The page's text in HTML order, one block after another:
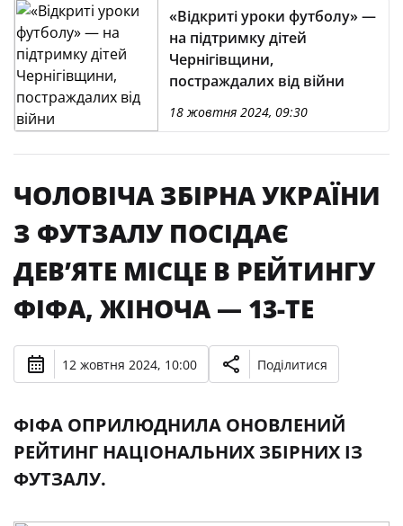
«Відкриті уроки футболу» —
на підтримку дітей
Чернігівщини,
постраждалих від війни
18 жовтня 2024, 09:30
ЧОЛОВІЧА ЗБІРНА УКРАЇНИ
З ФУТЗАЛУ ПОСІДАЄ
ДЕВ’ЯТЕ МІСЦЕ В РЕЙТИНГУ
ФІФА, ЖІНОЧА — 13-ТЕ
12 жовтня 2024, 10:00 Поділитися
ФІФА ОПРИЛЮДНИЛА ОНОВЛЕНИЙ
РЕЙТИНГ НАЦІОНАЛЬНИХ ЗБІРНИХ ІЗ
ФУТЗАЛУ.